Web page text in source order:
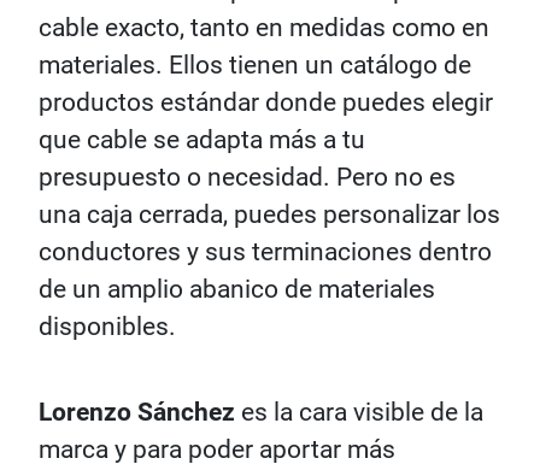
cable exacto, tanto en medidas como en
materiales. Ellos tienen un catálogo de
productos estándar donde puedes elegir
que cable se adapta más a tu
presupuesto o necesidad. Pero no es
una caja cerrada, puedes personalizar los
conductores y sus terminaciones dentro
de un amplio abanico de materiales
disponibles.
Lorenzo Sánchez es la cara visible de la
marca y para poder aportar más